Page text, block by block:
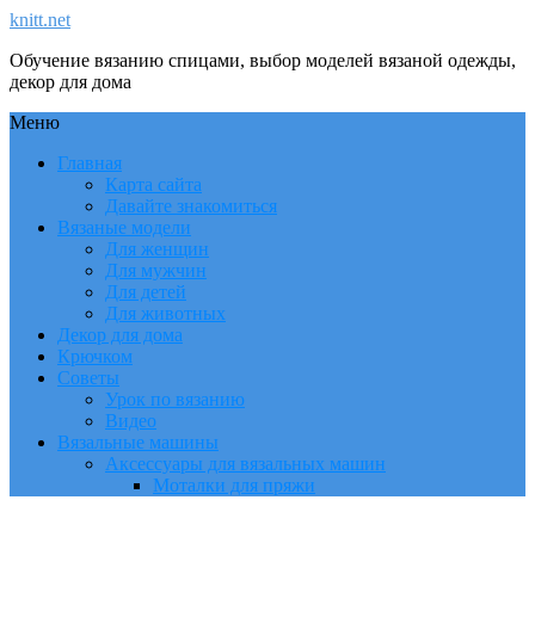
knitt.net
Обучение вязанию спицами, выбор моделей вязаной одежды,
декор для дома
Меню
Главная
Карта сайта
Давайте знакомиться
Вязаные модели
Для женщин
Для мужчин
Для детей
Для животных
Декор для дома
Крючком
Советы
Урок по вязанию
Видео
Вязальные машины
Аксессуары для вязальных машин
Моталки для пряжи